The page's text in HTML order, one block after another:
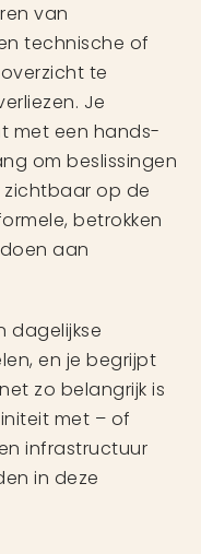
van
technische of
te
Je
met een hands-
om beslissingen
zichtbaar op de
betrokken
aan
dagelijkse
en je begrijpt
zo belangrijk is
met – of
infrastructuur
in deze